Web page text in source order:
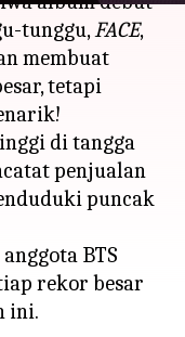
tunggu,FACE,
membuat
tetapi
di tangga
penjualan
puncak
BTS
rekor besar